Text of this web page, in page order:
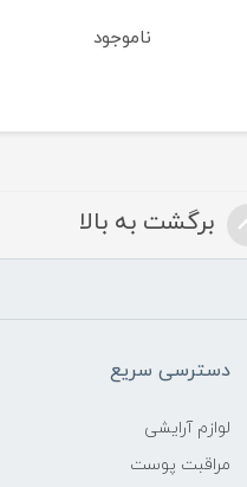
ناموجود
برگشت به بالا
دسترسی سریع
لوازم آرایشی
مراقبت پوست